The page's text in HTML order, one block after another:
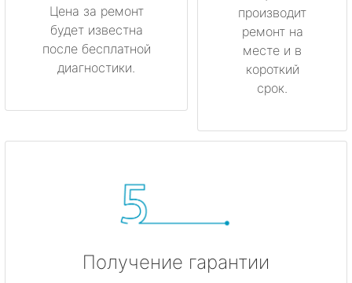
Цена за ремонт
будет известна
после бесплатной
диагностики.
производит
ремонт на
месте и в
короткий
срок.
Получение гарантии